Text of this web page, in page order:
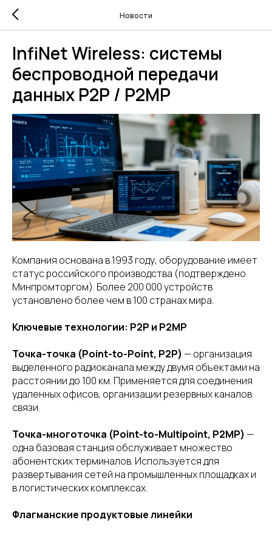
Новости
InfiNet Wireless: системы
беспроводной передачи
данных P2P / P2MP
Компания основана в 1993 году, оборудование имеет
статус российского производства (подтверждено
Минпромторгом). Более 200 000 устройств
установлено более чем в 100 странах мира.
Ключевые технологии: P2P и P2MP
Точка-точка (Point-to-Point, P2P) — организация
выделенного радиоканала между двумя объектами на
расстоянии до 100 км. Применяется для соединения
удаленных офисов, организации резервных каналов
связи.
Точка-многоточка (Point-to-Multipoint, P2MP) —
одна базовая станция обслуживает множество
абонентских терминалов. Используется для
развертывания сетей на промышленных площадках и
в логистических комплексах.
Флагманские продуктовые линейки